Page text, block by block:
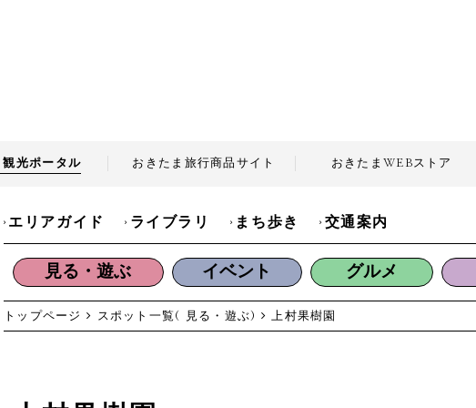
観光ポータル おきたま旅行商品 サイト おきたま WEBストア
エリアガイド ライブラリ まち歩き 交通案内
見る・遊ぶ イベント グルメ
トップページ スポット一覧( 見る・遊ぶ) 上村果樹園